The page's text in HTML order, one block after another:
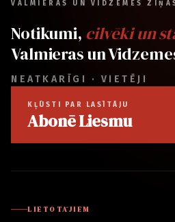
VALMIERAS UN VIDZEMES
Notikumi, cilvēki un
Valmieras un
NEATKARĪGI · VIETĒJI
KĻŪSTI PAR LASĪTĀJU
Abonē Liesmu
LIETOTĀJIEM